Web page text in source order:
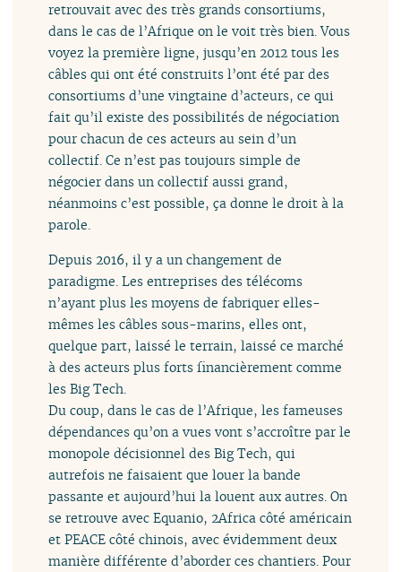
retrouvait avec des très grands consortiums,
dans le cas de l’Afrique on le voit très bien. Vous
voyez la première ligne, jusqu’en 2012 tous les
câbles qui ont été construits l’ont été par des
consortiums d’une vingtaine d’acteurs, ce qui
fait qu’il existe des possibilités de négociation
pour chacun de ces acteurs au sein d’un
collectif. Ce n’est pas toujours simple de
négocier dans un collectif aussi grand,
néanmoins c’est possible, ça donne le droit à la
parole.
Depuis 2016, il y a un changement de
paradigme. Les entreprises des télécoms
n’ayant plus les moyens de fabriquer elles-
mêmes les câbles sous-marins, elles ont,
quelque part, laissé le terrain, laissé ce marché
à des acteurs plus forts financièrement comme
les Big Tech.
Du coup, dans le cas de l’Afrique, les fameuses
dépendances qu’on a vues vont s’accroître par le
monopole décisionnel des Big Tech, qui
autrefois ne faisaient que louer la bande
passante et aujourd’hui la louent aux autres. On
se retrouve avec Equanio, 2Africa côté américain
et PEACE côté chinois, avec évidemment deux
manière différente d’aborder ces chantiers. Pour